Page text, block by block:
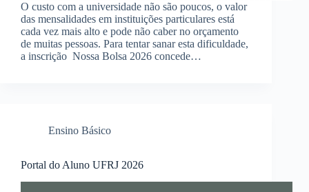
O custo com a universidade não são poucos, o valor
das mensalidades em instituições particulares está
cada vez mais alto e pode não caber no orçamento
de muitas pessoas. Para tentar sanar esta dificuldade,
a inscrição Nossa Bolsa 2026 concede…
Ensino Básico
Portal do Aluno UFRJ 2026